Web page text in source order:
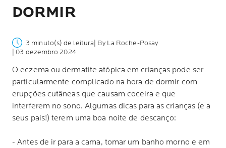
DORMIR
3 minuto(s) de leitura | By La Roche-Posay
| 03 dezembro 2024
O eczema ou dermatite atópica em crianças pode ser
particularmente complicado na hora de dormir com
erupções cutâneas que causam coceira e que
interferem no sono. Algumas dicas para as crianças (e a
seus pais!) terem uma boa noite de descanço:
- Antes de ir para a cama, tomar um banho morno e em